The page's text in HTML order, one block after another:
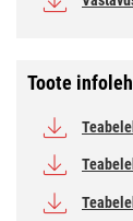
Toote